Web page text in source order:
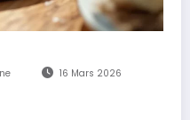
16 Mars 2026